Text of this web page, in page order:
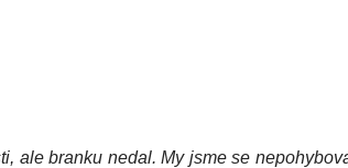
ale branku nedal. My jsme se